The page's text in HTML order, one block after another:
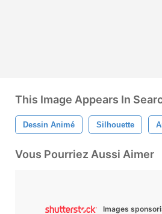
This Image Appears In
Dessin Animé Silhouette
Vous Pourriez Aussi Aimer
Images